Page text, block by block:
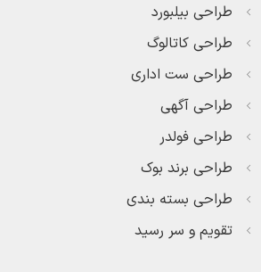
طراحی بیلبورد
طراحی کاتالوگ
طراحی ست اداری
طراحی آگهی
طراحی فولدر
طراحی برند بوک
طراحی بسته بندی
تقویم و سر رسید